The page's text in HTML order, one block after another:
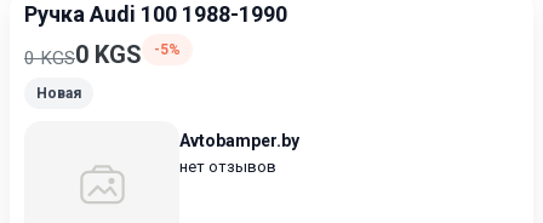
Ручка Audi 100 1988-1990
0 KGS0 KGS -5%
Новая
Avtobamper.by
нет отзывов